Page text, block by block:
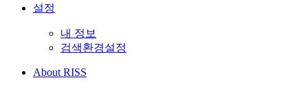
설정
내 정보
검색환경설정
About RISS